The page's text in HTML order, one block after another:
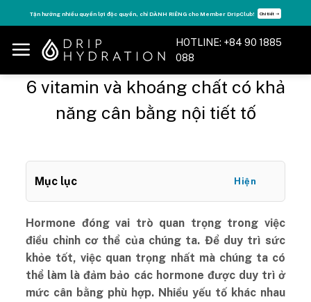
to
content
Tận hưởng nhiều quyền lợi độc quyền, chỉ DÀNH RIÊNG cho Member DripClub! Chi tiết ➝
HOTLINE: +84 90 1885
088
6 vitamin và khoáng chất có khả
năng cân bằng nội tiết tố
Mục lục Hiện
Hormone đóng vai trò quan trọng trong việc
điều chỉnh cơ thể của chúng ta. Để duy trì sức
khỏe tốt, việc quan trọng nhất mà chúng ta có
thể làm là đảm bảo các hormone được duy trì ở
mức cân bằng phù hợp. Nhiều yếu tố khác nhau